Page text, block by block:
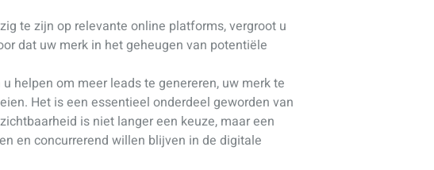
te zijn op relevante online platforms, vergroot u
dat uw merk in het geheugen van potentiële
helpen om meer leads te genereren, uw merk te
Het is een essentieel onderdeel geworden van
is niet langer een keuze, maar een
en concurrerend willen blijven in de digitale